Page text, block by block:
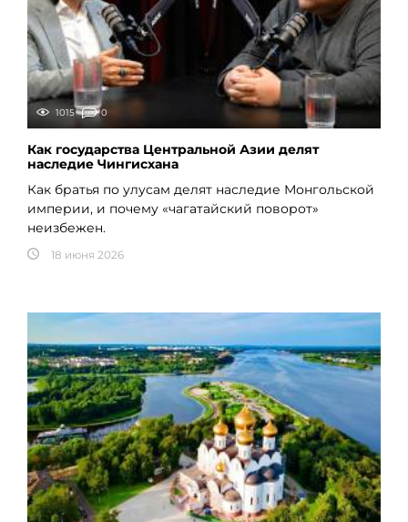
1015 0
Как государства Центральной Азии делят
наследие Чингисхана
Как братья по улусам делят наследие Монгольской
империи, и почему «чагатайский поворот»
неизбежен.
18 июня 2026